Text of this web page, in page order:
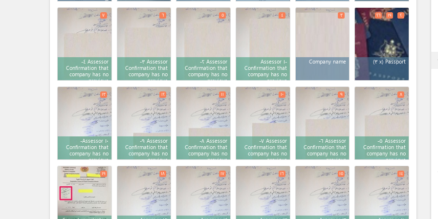
Passport (x ٣)
٢ ۱٩ ٢٦
Company name
٣
Assessor ۱-
Confirmation that
company has no
previous
registration
٤
Assessor ٢-
Confirmation that
company has no
previous
registration
٥
Assessor ٣-
Confirmation that
company has no
previous
registration
٦
Assessor ٤-
Confirmation that
company has no
previous
registration
٧
Assessor ٥-
Confirmation that
company has no
previous
registration
٨
Assessor ٦-
Confirmation that
company has no
previous
registration
٩
Assessor ٧-
Confirmation that
company has no
previous
registration
۱٠
Assessor ٨-
Confirmation that
company has no
previous
registration
۱۱
Assessor ٩-
Confirmation that
company has no
previous
registration
۱٢
Assessor ۱٠-
Confirmation that
company has no
previous
registration
۱٣
۱٤ ۱٥ ۱٦ ۱٧ ۱٨ ۱٩